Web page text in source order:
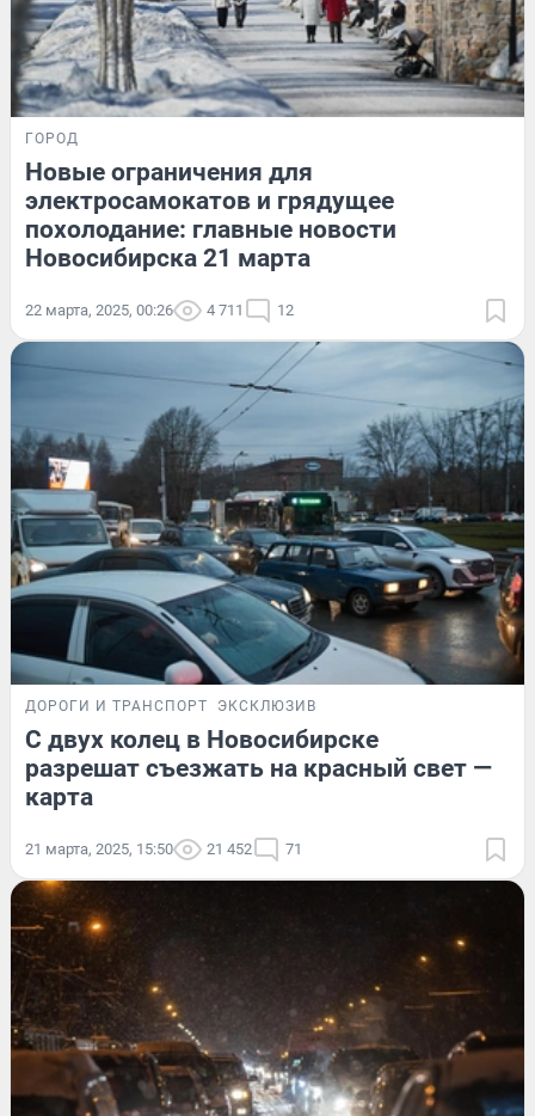
ГОРОД
Новые ограничения для
электросамокатов и грядущее
похолодание: главные новости
Новосибирска 21 марта
22 марта, 2025, 00:26 4 711 12
ДОРОГИ И ТРАНСПОРТ ЭКСКЛЮЗИВ
С двух колец в Новосибирске
разрешат съезжать на красный свет —
карта
21 марта, 2025, 15:50 21 452 71